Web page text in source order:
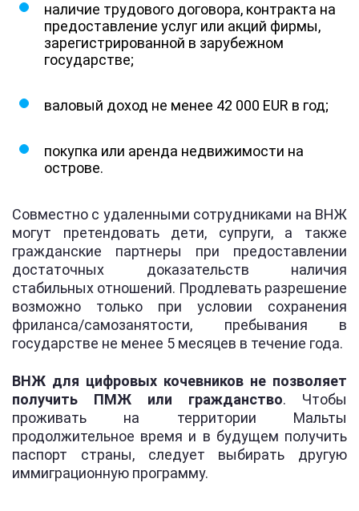
наличие трудового договора, контракта на
предоставление услуг или акций фирмы,
зарегистрированной в зарубежном
государстве;
валовый доход не менее 42 000 EUR в год;
покупка или аренда недвижимости на
острове.
Совместно с удаленными сотрудниками на ВНЖ
могут претендовать дети, супруги, а также
гражданские партнеры при предоставлении
достаточных доказательств наличия
стабильных отношений. Продлевать разрешение
возможно только при условии сохранения
фриланса/самозанятости, пребывания в
государстве не менее 5 месяцев в течение года.
ВНЖ для цифровых кочевников не позволяет
получить ПМЖ или гражданство. Чтобы
проживать на территории Мальты
продолжительное время и в будущем получить
паспорт страны, следует выбирать другую
иммиграционную программу.